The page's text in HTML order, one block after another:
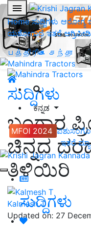
Home ಸುದ್ದಿಗಳು ಆರೋಗ್ಯ
ಯಶೋಗಾಥೆ ಇತರೆ
பத்திரிகை சந்தா
ಕನ್ನಡ
MFOI 2024
ಇತರೆ
ಸುದ್ದಿಗಳು
ಸುದ್ದಿಗಳು
ಬಂಗಾರ
ಚಿನ್ನದ
ತಿಳಿಯಿರಿ
Kalmesh T
Updated on: 27